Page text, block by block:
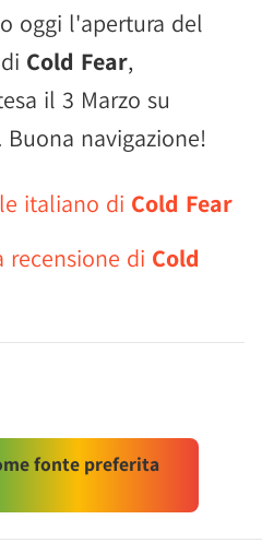
oggi l'apertura del
Cold Fear,
il 3 Marzo su
Buona navigazione!
italiano di Cold Fear
recensione di Cold
fonte preferita